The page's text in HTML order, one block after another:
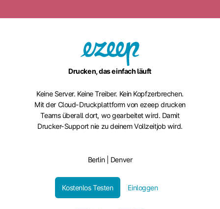
Drucken, das einfach läuft
Keine Server. Keine Treiber. Kein Kopfzerbrechen.
Mit der Cloud-Druckplattform von ezeep drucken
Teams überall dort, wo gearbeitet wird. Damit
Drucker-Support nie zu deinem Vollzeitjob wird.
Berlin | Denver
Kostenlos Testen Einloggen